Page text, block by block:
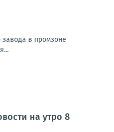
в промзоне
на утро 8